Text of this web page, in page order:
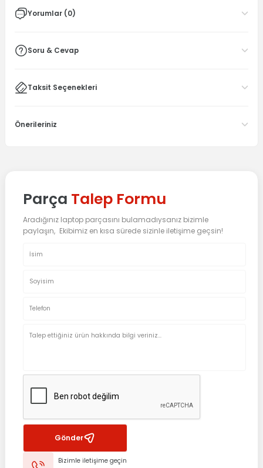
Yorumlar (0)
Soru & Cevap
Taksit Seçenekleri
Önerileriniz
Parça Talep Formu
Aradığınız laptop parçasını bulamadıysanız bizimle
paylaşın, Ekibimiz en kısa sürede sizinle iletişime geçsin!
Gönder
Bizimle iletişime geçin